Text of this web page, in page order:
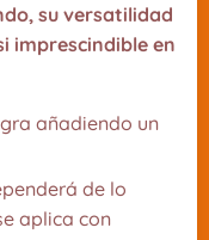
su versatilidad
imprescindible en
añadiendo un
de lo
aplica con